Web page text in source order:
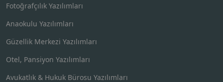
Fotoğrafçılık Yazılımları
Anaokulu Yazılımları
Güzellik Merkezi Yazılımları
Otel, Pansiyon Yazılımları
Avukatlık & Hukuk Bürosu Yazılımları